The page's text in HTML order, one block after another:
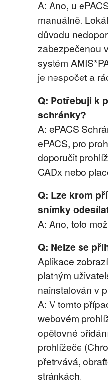
A: Ano, u
manuálně.
důvodu
zabezpečenou
systém
je nespočet a
Q: Potřebuji k
schránky?
A: ePACS
ePACS, pro
doporučit
CADx nebo
Q: Lze krom
snímky
A: Ano, toto
Q: Nelze se
Aplikace
platným
nainstalován v
A: V tomto
webovém
opětovné
prohlížeče
přetrvává,
stránkách.